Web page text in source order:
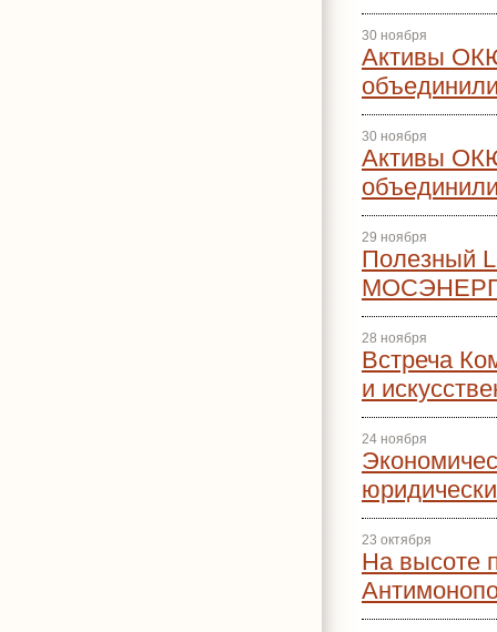
30 ноября
Активы
30 ноября
Активы
29 ноября
Полезный
28 ноября
Встреча
и
24 ноября
23 октября
На высоте